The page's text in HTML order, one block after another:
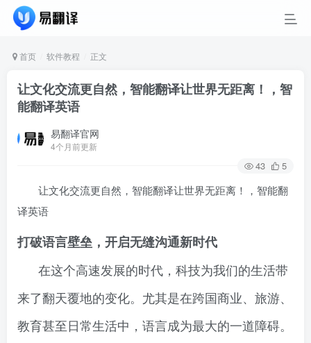
首页 软件教程 正文
让文化交流更自然，智能翻译让世界无距离！，智
能翻译英语
易翻译官网
4个月前更新
43 5
让文化交流更自然，智能翻译让世界无距离！，智能翻
译英语
打破语言壁垒，开启无缝沟通新时代
在这个高速发展的时代，科技为我们的生活带
来了翻天覆地的变化。尤其是在跨国商业、旅游、
教育甚至日常生活中，语言成为最大的一道障碍。